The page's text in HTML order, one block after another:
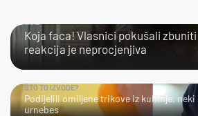
Koja faca! Vlasnici pokušali
reakcija je neprocjenjiva
ŠTO TO IZVODE?
Podijelili omiljene trikove iz kuhinje,
urnebes